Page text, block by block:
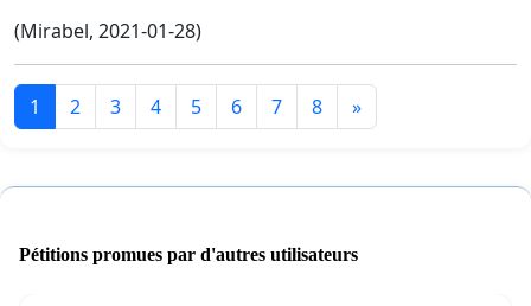
(Mirabel, 2021-01-28)
1 2 3 4 5 6 7 8 »
Pétitions promues par d'autres utilisateurs